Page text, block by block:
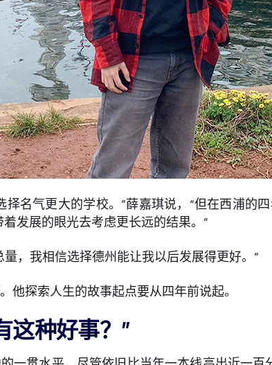
择名气更大的学校。”薛嘉琪说，“但在西浦
发展的眼光去考虑更长远的结果。”
，我相信选择德州能让我以后发展得更好。”
他探索人生的故事起点要从四年前说起。
这种好事？”